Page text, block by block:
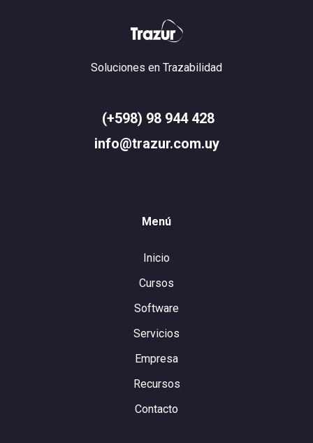
Soluciones en Trazabilidad
(+598) 98 944 428
info@trazur.com.uy
Menú
Inicio
Cursos
Software
Servicios
Empresa
Recursos
Contacto